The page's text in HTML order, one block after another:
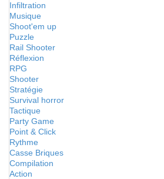
Infiltration
Musique
Shoot'em up
Puzzle
Rail Shooter
Réflexion
RPG
Shooter
Stratégie
Survival horror
Tactique
Party Game
Point & Click
Rythme
Casse Briques
Compilation
Action